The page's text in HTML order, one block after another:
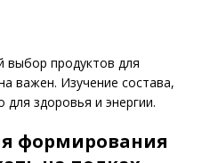
выбор продуктов для
важен. Изучение состава,
здоровья и энергии.
формирования